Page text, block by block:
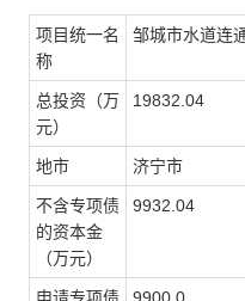
项目统一名
称
邹城市水道连
总投资（万
元）
19832.04
地市 济宁市
不含专项债
的资本金
（万元）
9932.04